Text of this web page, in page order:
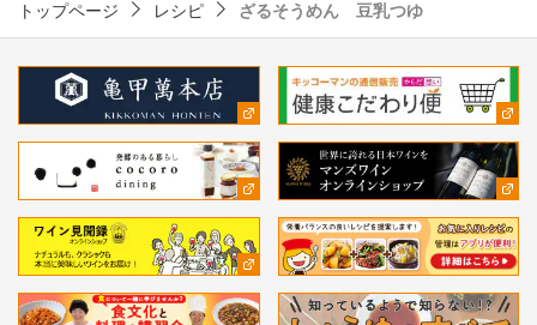
トップページ レシピ ざるそうめん 豆乳つゆ